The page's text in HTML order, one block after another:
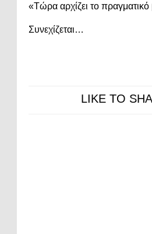
«Τώρα αρχίζει το
Συνεχίζεται…
LIKE TO